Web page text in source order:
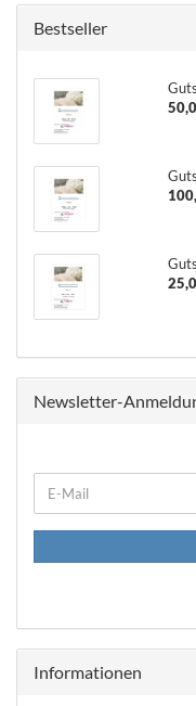
Bestseller
Newsletter-
ZURE-
Mail
Informationen